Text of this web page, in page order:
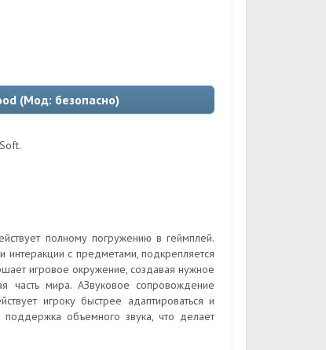
(Мод: безопасно)
полному погружению в геймплей.
с предметами, подкрепляется
игровое окружение, создавая нужное
часть мира. АЗвуковое сопровождение
игроку быстрее адаптироваться и
объемного звука, что делает